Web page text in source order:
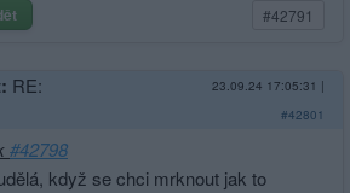
#42791
RE: 23.09.24 17:05:31 |
#42801
#42798
když se chci mrknout jak to